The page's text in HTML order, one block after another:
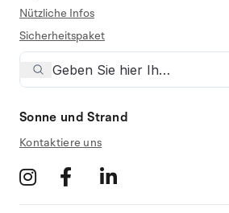
Nützliche Infos
Sicherheitspaket
Sonne und Strand
Kontaktiere uns